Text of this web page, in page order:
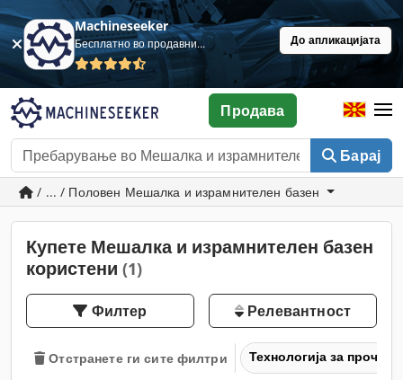
Machineseeker
Бесплатно во продавница До апликацијата
Барај
Продава
/ ... / Половен Мешалка и израмнителен базен
Купете Мешалка и израмнителен базен
користени (1)
Филтер Релевантност
Отстранете ги сите филтри Технологија за